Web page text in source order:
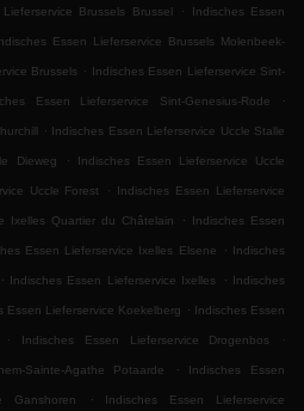
Brussels Brussel . Indisches Essen
Essen Lieferservice Brussels Molenbeek-
Brussels . Indisches Essen Lieferservice Sint-
Essen Lieferservice Sint-Genesius-Rode .
. Indisches Essen Lieferservice Uccle Stalle
Dieweg . Indisches Essen Lieferservice Uccle
Uccle Forest . Indisches Essen Lieferservice
Ixelles Quartier du Châtelain . Indisches Essen
Essen Lieferservice Ixelles Elsene . Indisches
. Indisches Essen Lieferservice Ixelles . Indisches
Essen Lieferservice Koekelberg . Indisches Essen
. Indisches Essen Lieferservice Drogenbos .
Sainte-Agathe Potaarde . Indisches Essen
Ganshoren . Indisches Essen Lieferservice